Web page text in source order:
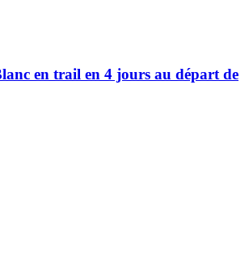
en trail en 4 jours au départ de